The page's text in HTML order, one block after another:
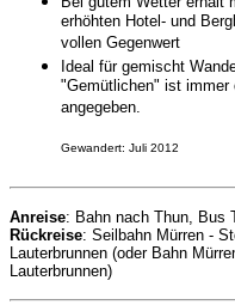
erhöhten Hotel- und
vollen Gegenwert
Ideal für gemischt
"Gemütlichen" ist immer
angegeben.
Gewandert: Juli 2012
Anreise: Bahn nach Thun, Bus
Rückreise: Seilbahn Mürren -
Lauterbrunnen (oder Bahn
Lauterbrunnen)